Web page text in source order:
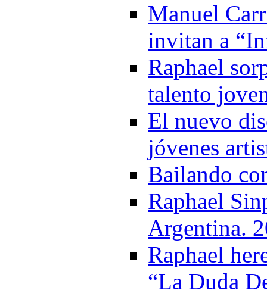
Manuel
invitan a
Raphael
talento
El nuevo
jóvenes
Bailando
Raphael
Argentina.
Raphael
“La Duda